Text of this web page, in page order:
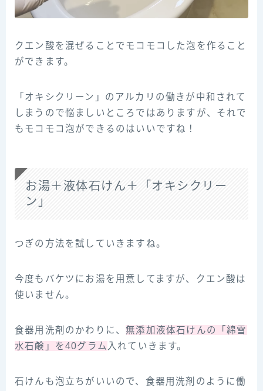
クエン酸を混ぜることでモコモコした泡を作ること
ができます。
「オキシクリーン」のアルカリの働きが中和されて
しまうので悩ましいところではありますが、それで
もモコモコ泡ができるのはいいですね！
お湯＋液体石けん＋「オキシクリー
ン」
つぎの方法を試していきますね。
今度もバケツにお湯を用意してますが、クエン酸は
使いません。
食器用洗剤のかわりに、無添加液体石けんの「綿雪
水石鹸」を40グラム 入れていきます。
石けんも泡立ちがいいので、食器用洗剤のように働